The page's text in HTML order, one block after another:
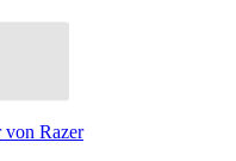
von Razer